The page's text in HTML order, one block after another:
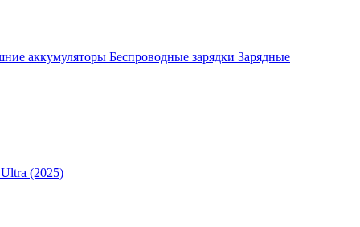
аккумуляторы Беспроводные зарядки Зарядные
(2025)